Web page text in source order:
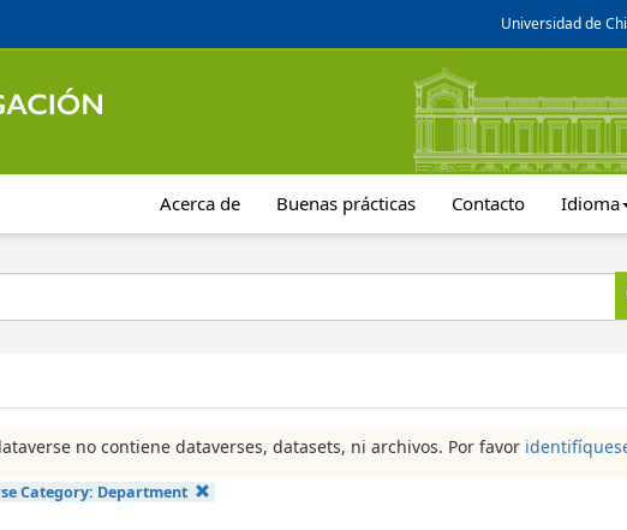
Universidad de
Acerca de Buenas prácticas Contacto Idioma
no contiene dataverses, datasets, ni archivos. Por favor
Category: Department